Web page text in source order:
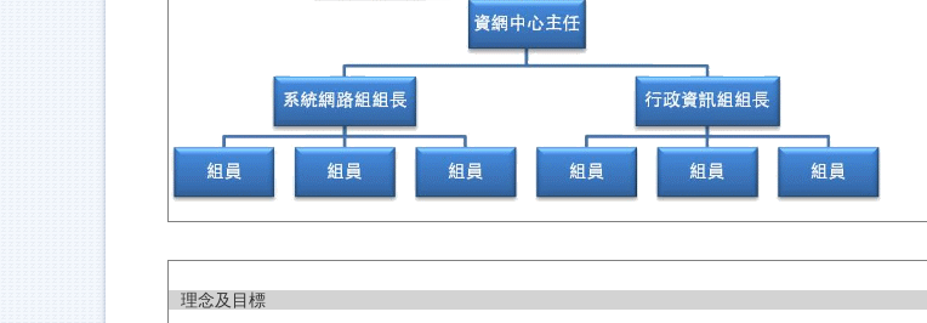
理念及目標